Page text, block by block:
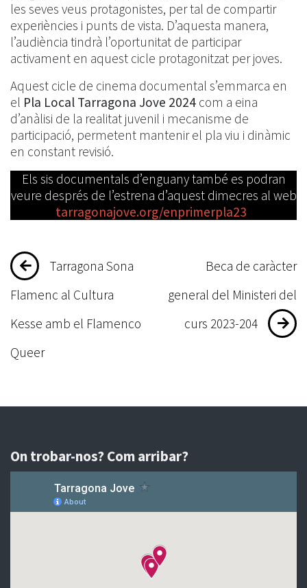
les seves veus protagonistes, per tal de compartir
experiències i punts de vista. D’aquesta manera,
l’audiència tindrà l’oportunitat de participar
activament en aquest cicle protagonitzat per joves.
Aquest cicle de cinema documental s’emmarca en
el Pla Local Tarragona Jove 2024 com a eina
d’anàlisi de la realitat juvenil i mecanisme de
participació, permetent mantenir el pla viu i dinàmic
en constant revisió.
Els sis documentals d’enguany també es podran
veure després de l’estrena d’aquest dimecres al web
tarragonajove.org/enprimerpla23
Navegació
d'entrades
Tarragona Sona
Flamenc al Cultura
Kesse amb el Flamenco
Queer
Beca de caràcter
general del Ministeri del
curs 2023-204
On trobar-nos? Com arribar?